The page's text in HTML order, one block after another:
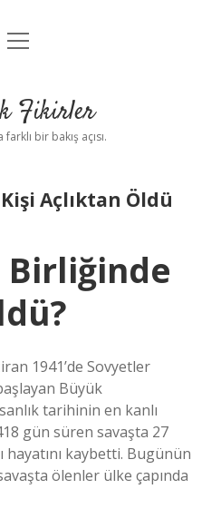
Uyarı
menüyü
Fikirler
bir bakış açısı.
Açlıktan Öldü
1941’de Sovyetler
Büyük
tarihinin en kanlı
gün süren savaşta 27
hayatını kaybetti. Bugünün
ölenler ülke çapında